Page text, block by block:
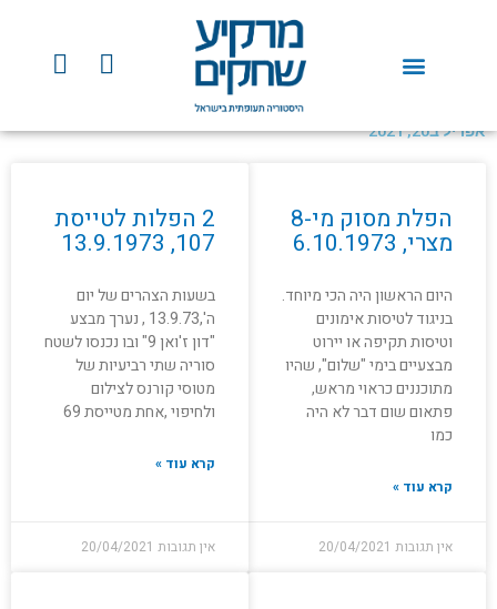
F
a
e
o
k
Y
o
t
e
אפריל ב20, 2021
הפלת מסוק מי-8
מצרי, 6.10.1973
היום הראשון היה הכי מיוחד.
בניגוד לטיסות אימונים
וטיסות תקיפה או יירוט
מבצעיים בימי "שלום", שהיו
מתוכננים כראוי מראש,
פתאום שום דבר לא היה
כמו
קרא עוד »
אין תגובות 20/04/2021
2 הפלות לטייסת
107, 13.9.1973
בשעות הצהרים של יום
ה',13.9.73 , נערך מבצע
"דון ז'ואן 9" ובו נכנסו לשטח
סוריה שתי רביעיות של
מטוסי קורנס לצילום
ולחיפוי ,אחת מטייסת 69
קרא עוד »
אין תגובות 20/04/2021